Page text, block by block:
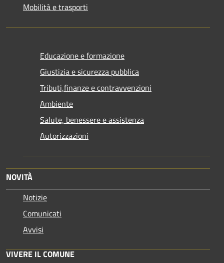
Mobilità e trasporti
Educazione e formazione
Giustizia e sicurezza pubblica
Tributi,finanze e contravvenzioni
Ambiente
Salute, benessere e assistenza
Autorizzazioni
NOVITÀ
Notizie
Comunicati
Avvisi
VIVERE IL COMUNE